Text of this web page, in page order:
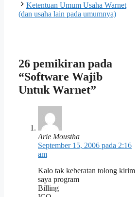
Ketentuan Umum Usaha Warnet
(dan usaha lain pada umumnya)
26 pemikiran pada
“Software Wajib
Untuk Warnet”
Arie Moustha
September 15, 2006 pada 2:16
am
Kalo tak keberatan tolong kirim
saya program
Billing